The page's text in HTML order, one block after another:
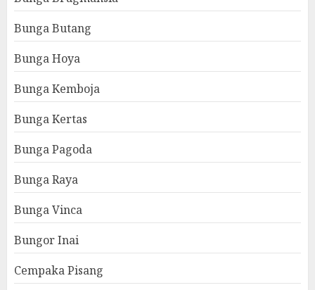
Bunga Butang
Bunga Hoya
Bunga Kemboja
Bunga Kertas
Bunga Pagoda
Bunga Raya
Bunga Vinca
Bungor Inai
Cempaka Pisang